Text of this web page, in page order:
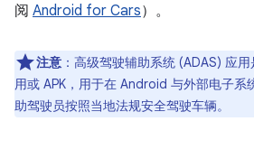
阅 Android for Cars）。
注意 ： 高级驾驶辅助系统 (ADAS) 应
用或 APK，用于在 Android 与外部电子系
助驾驶员按照当地法规安全驾驶车辆。